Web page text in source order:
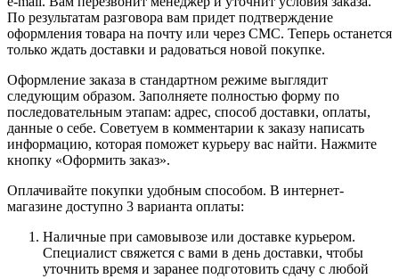
По результатам разговора вам придет подтверждение
оформления товара на почту или через СМС. Теперь останется
только ждать доставки и радоваться новой покупке.
Оформление заказа в стандартном режиме выглядит
следующим образом. Заполняете полностью форму по
последовательным этапам: адрес, способ доставки, оплаты,
данные о себе. Советуем в комментарии к заказу написать
информацию, которая поможет курьеру вас найти. Нажмите
кнопку «Оформить заказ».
Оплачивайте покупки удобным способом. В интернет-
магазине доступно 3 варианта оплаты:
Наличные при самовывозе или доставке курьером.
Специалист свяжется с вами в день доставки, чтобы
уточнить время и заранее подготовить сдачу с любой